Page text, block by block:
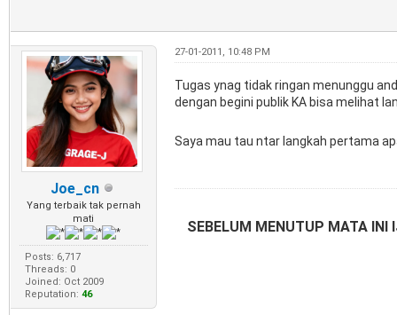
Joe_cn
Yang terbaik tak pernah
mati
Posts: 6,717
Threads: 0
Joined: Oct 2009
Reputation: 46
27-01-2011, 10:48 PM
Tugas ynag tidak ringan menunggu
dengan begini publik KA bisa melihat
Saya mau tau ntar langkah pertama
SEBELUM MENUTUP MATA